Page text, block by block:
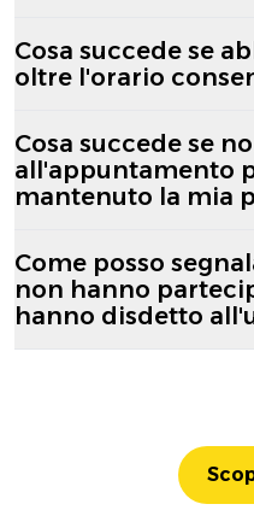
Cosa succede se
oltre l'orario
Cosa succede se
all'appuntamento
mantenuto la mia
Come posso
non hanno
hanno disdetto